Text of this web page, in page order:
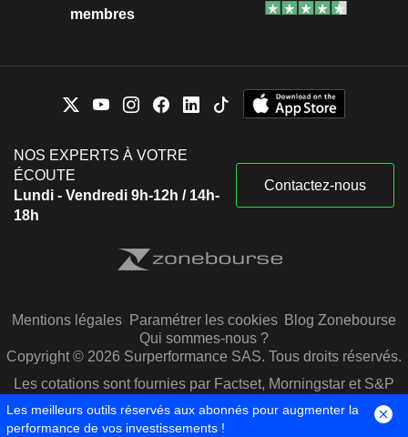
membres
NOS EXPERTS À VOTRE
ÉCOUTE
Lundi - Vendredi 9h-12h / 14h-
18h
Contactez-nous
Mentions légales Paramétrer les cookies Blog Zonebourse
Qui sommes-nous ?
Copyright © 2026 Surperformance SAS. Tous droits réservés.
Les cotations sont fournies par Factset, Morningstar et S&P
Capital IQ
Les meilleurs outils réservés aux abonnés pour augmenter la
performance de vos investissements !